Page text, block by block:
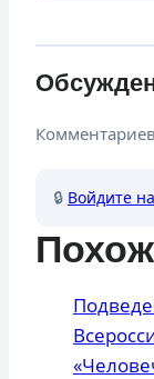
🔒 Войдите